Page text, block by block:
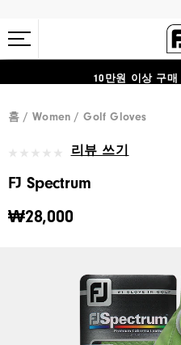
10만원 이상 구
홈 Women Golf Gloves
리뷰 쓰기
FJ Spectrum
₩28,000